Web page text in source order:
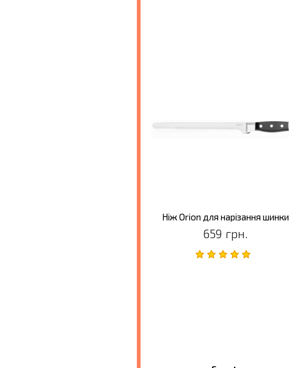
Ніж Orion для нарізання шинки
659 грн.